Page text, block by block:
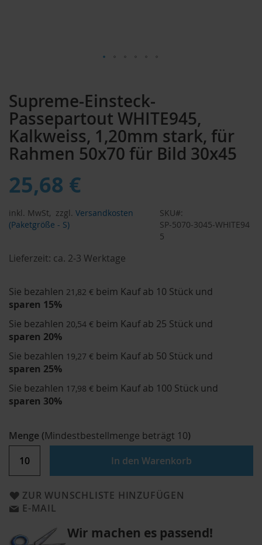
Supreme-Einsteck-
Passepartout WHITE945,
Kalkweiss, 1,20mm stark, für
Rahmen 50x70 für Bild 30x45
25,68 €
inkl. MwSt, zzgl. Versandkosten
(Paketgröße - S)
SKU
SP-5070-3045-WHITE94
5
Lieferzeit: ca. 2-3 Werktage
Sie bezahlen 21,82 € beim Kauf ab 10 Stück und
sparen 15%
Sie bezahlen 20,54 € beim Kauf ab 25 Stück und
sparen 20%
Sie bezahlen 19,27 € beim Kauf ab 50 Stück und
sparen 25%
Sie bezahlen 17,98 € beim Kauf ab 100 Stück und
sparen 30%
Menge (Mindestbestellmenge beträgt 10)
In den Warenkorb
ZUR WUNSCHLISTE HINZUFÜGEN
E-MAIL
Wir machen es passend!
der
Bildergalerie
springen